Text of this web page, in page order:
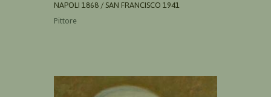
NAPOLI 1868 / SAN FRANCISCO 1941
Pittore